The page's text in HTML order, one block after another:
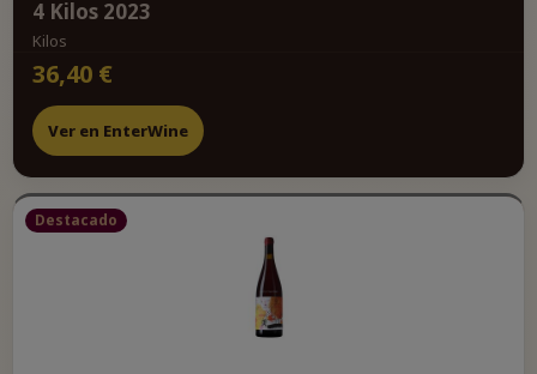
4 Kilos 2023
Kilos
36,40 €
Ver en EnterWine
Destacado